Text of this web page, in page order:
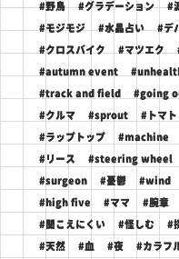
#野鳥 #グラデーション #
#モジモジ #水晶占い #デ
#クロスバイク #マツエク
#autumn event
#track and field #going
#クルマ #sprout #トマト
#ラップトップ #machine
#リース #steering wheel
#surgeon #憂鬱 #wind
#high five #ママ #腕章
#聞こえにくい #怪しむ #
#天然 #血 #夜 #カラフ